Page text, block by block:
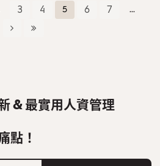
3 4 5 6 7 ...
& 最實用人資管理
點！